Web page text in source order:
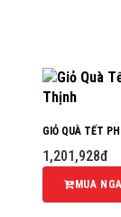
GIỎ QUÀ TẾT
1,201,928đ
MUA